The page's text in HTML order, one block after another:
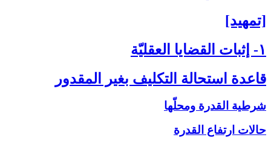
[تمهيد]
۱- إثبات القضايا العقليّة
قاعدة استحالة التكليف بغير المقدور
شرطية القدرة ومحلّها
حالات ارتفاع القدرة